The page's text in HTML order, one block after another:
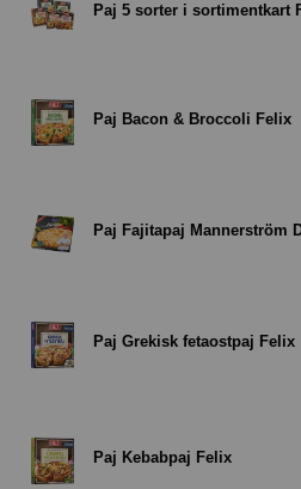
Paj 5 sorter i sortimentkart
Paj Bacon & Broccoli Felix
Paj Fajitapaj Mannerström
Paj Grekisk fetaostpaj Felix
Paj Kebabpaj Felix